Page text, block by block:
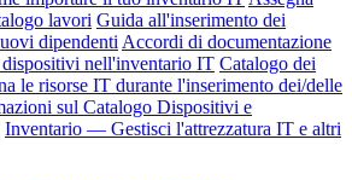
lavori Guida all'inserimento dei
dipendenti Accordi di documentazione
dispositivi nell'inventario IT Catalogo dei
le risorse IT durante l'inserimento dei/delle
sul Catalogo Dispositivi e
Inventario — Gestisci l'attrezzatura IT e altri